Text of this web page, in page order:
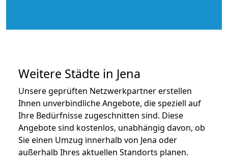
Weitere Städte in Jena
Unsere geprüften Netzwerkpartner erstellen
Ihnen unverbindliche Angebote, die speziell auf
Ihre Bedürfnisse zugeschnitten sind. Diese
Angebote sind kostenlos, unabhängig davon, ob
Sie einen Umzug innerhalb von Jena oder
außerhalb Ihres aktuellen Standorts planen.